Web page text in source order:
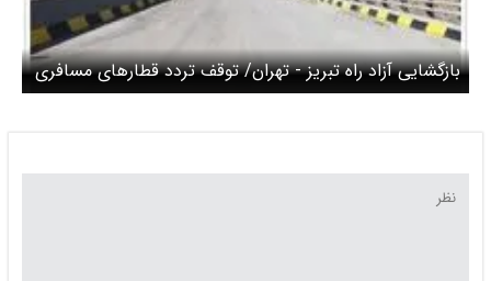
بازگشایی آزاد راه تبریز - تهران/ توقف تردد قطارهای مسافری